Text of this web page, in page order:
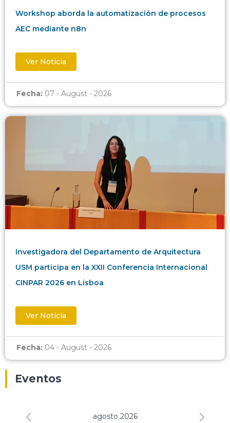
Workshop aborda la automatización de procesos
AEC mediante n8n
Ver Noticia
Fecha: 07 - August - 2026
Investigadora del Departamento de Arquitectura
USM participa en la XXII Conferencia Internacional
CINPAR 2026 en Lisboa
Ver Noticia
Fecha: 04 - August - 2026
Eventos
agosto 2026